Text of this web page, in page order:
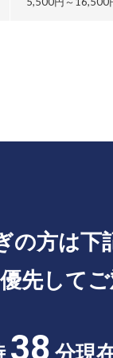
の方は下
優先してご
38分現